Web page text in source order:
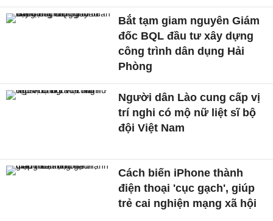
Bắt tạm giam nguyên Giám
đốc BQL đầu tư xây dựng
công trình dân dụng Hải
Phòng
Người dân Lào cung cấp vị
trí nghi có mộ nữ liệt sĩ bộ
đội Việt Nam
Cách biến iPhone thành
điện thoại 'cục gạch', giúp
trẻ cai nghiện mạng xã hội